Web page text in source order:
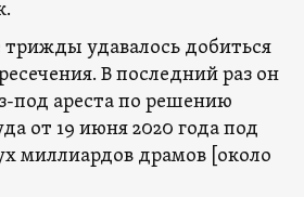
удавалось добиться
В последний раз он
под ареста по решению
от 19 июня 2020 года под
миллиардов драмов [около